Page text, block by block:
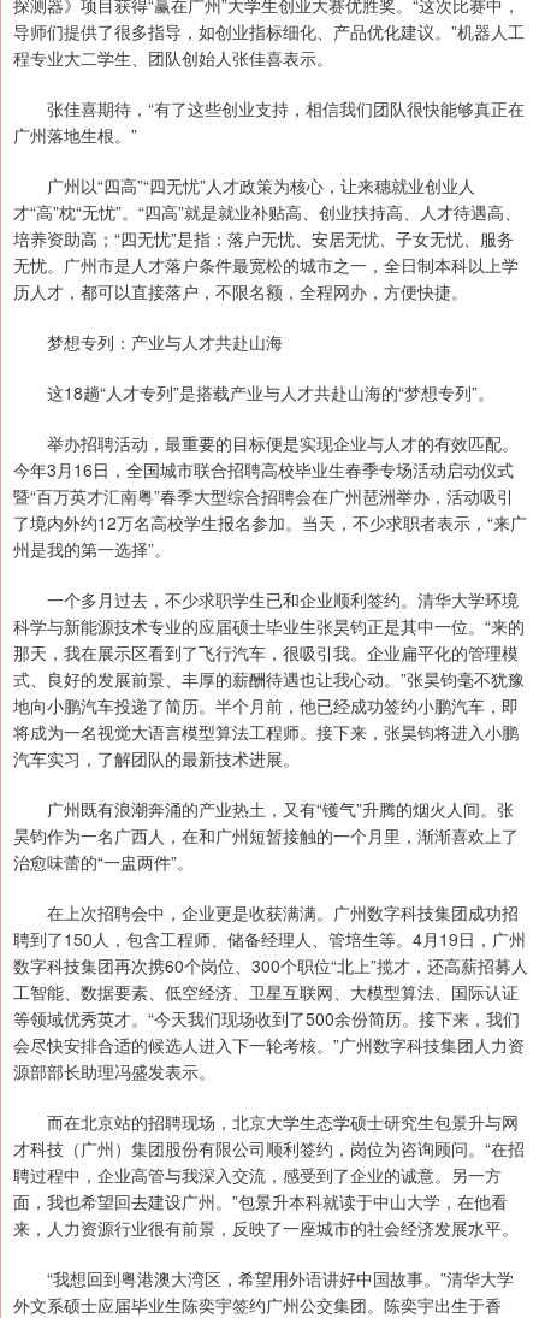
探测器》项目获得“赢在广州”大学生创业大赛优胜奖。“这次比赛中，
导师们提供了很多指导，如创业指标细化、产品优化建议。”机器人工
程专业大二学生、团队创始人张佳喜表示。
张佳喜期待，“有了这些创业支持，相信我们团队很快能够真正在
广州落地生根。”
广州以“四高”“四无忧”人才政策为核心，让来穗就业创业人
才“高”枕“无忧”。“四高”就是就业补贴高、创业扶持高、人才待遇高、
培养资助高；“四无忧”是指：落户无忧、安居无忧、子女无忧、服务
无忧。广州市是人才落户条件最宽松的城市之一，全日制本科以上学
历人才，都可以直接落户，不限名额，全程网办，方便快捷。
梦想专列：产业与人才共赴山海
这18趟“人才专列”是搭载产业与人才共赴山海的“梦想专列”。
举办招聘活动，最重要的目标便是实现企业与人才的有效匹配。
今年3月16日，全国城市联合招聘高校毕业生春季专场活动启动仪式
暨“百万英才汇南粤”春季大型综合招聘会在广州琶洲举办，活动吸引
了境内外约12万名高校学生报名参加。当天，不少求职者表示，“来广
州是我的第一选择”。
一个多月过去，不少求职学生已和企业顺利签约。清华大学环境
科学与新能源技术专业的应届硕士毕业生张昊钧正是其中一位。“来的
那天，我在展示区看到了飞行汽车，很吸引我。企业扁平化的管理模
式、良好的发展前景、丰厚的薪酬待遇也让我心动。”张昊钧毫不犹豫
地向小鹏汽车投递了简历。半个月前，他已经成功签约小鹏汽车，即
将成为一名视觉大语言模型算法工程师。接下来，张昊钧将进入小鹏
汽车实习，了解团队的最新技术进展。
广州既有浪潮奔涌的产业热土，又有“镬气”升腾的烟火人间。张
昊钧作为一名广西人，在和广州短暂接触的一个月里，渐渐喜欢上了
治愈味蕾的“一盅两件”。
在上次招聘会中，企业更是收获满满。广州数字科技集团成功招
聘到了150人，包含工程师、储备经理人、管培生等。4月19日，广州
数字科技集团再次携60个岗位、300个职位“北上”揽才，还高薪招募人
工智能、数据要素、低空经济、卫星互联网、大模型算法、国际认证
等领域优秀英才。“今天我们现场收到了500余份简历。接下来，我们
会尽快安排合适的候选人进入下一轮考核。”广州数字科技集团人力资
源部部长助理冯盛发表示。
而在北京站的招聘现场，北京大学生态学硕士研究生包景升与网
才科技（广州）集团股份有限公司顺利签约，岗位为咨询顾问。“在招
聘过程中，企业高管与我深入交流，感受到了企业的诚意。另一方
面，我也希望回去建设广州。”包景升本科就读于中山大学，在他看
来，人力资源行业很有前景，反映了一座城市的社会经济发展水平。
“我想回到粤港澳大湾区，希望用外语讲好中国故事。”清华大学
外文系硕士应届毕业生陈奕宇签约广州公交集团。陈奕宇出生于香